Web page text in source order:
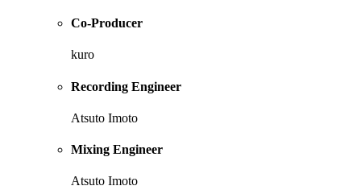
Co-Producer
kuro
Recording Engineer
Atsuto Imoto
Mixing Engineer
Atsuto Imoto